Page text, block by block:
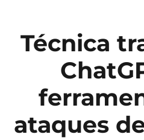
Técnica
ataques